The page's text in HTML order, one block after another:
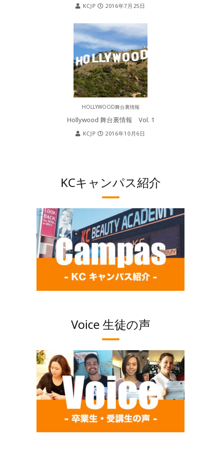
KCJP 2016年7月25日
HOLLYWOOD舞台裏情報
Hollywood 舞台裏情報 Vol. 1
KCJP 2016年10月6日
KCキャンパス紹介
Voice 生徒の声